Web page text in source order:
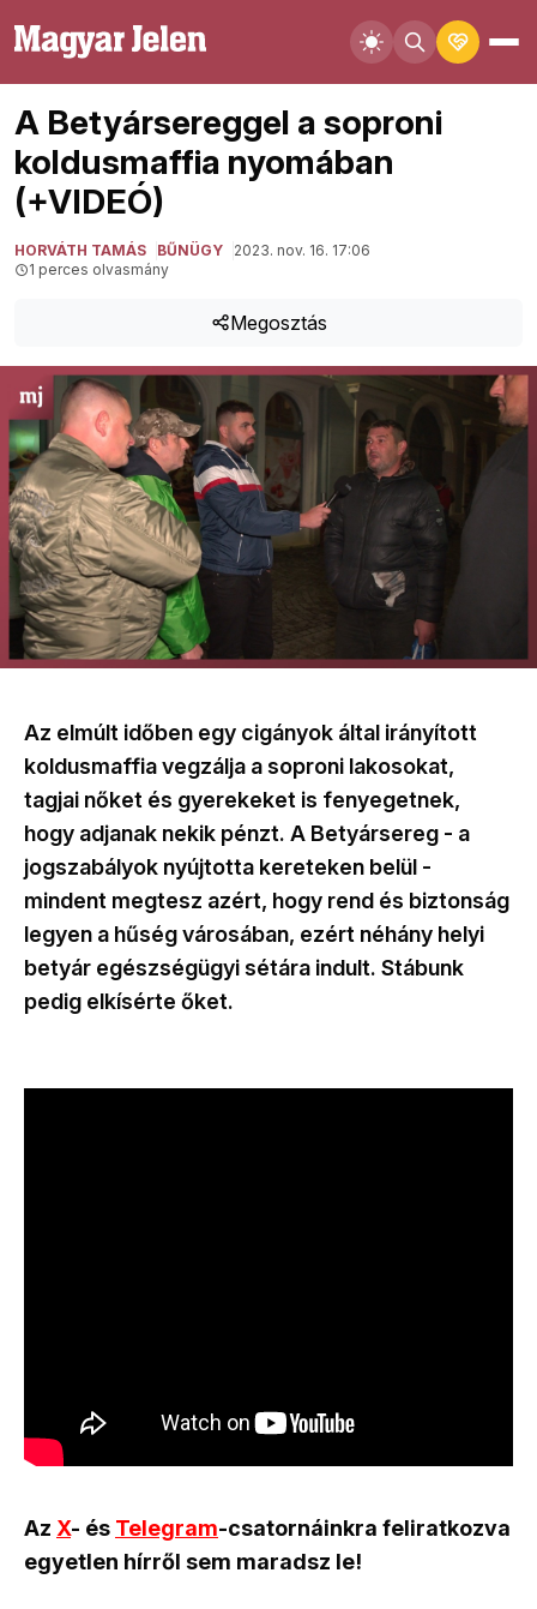
A Betyársereggel a soproni
koldusmaffia nyomában
(+VIDEÓ)
HORVÁTH TAMÁS BŰNÜGY
2023. nov. 16. 17:06
1 perces olvasmány
Megosztás
Az elmúlt időben egy cigányok által irányított
koldusmaffia vegzálja a soproni lakosokat,
tagjai nőket és gyerekeket is fenyegetnek,
hogy adjanak nekik pénzt. A Betyársereg - a
jogszabályok nyújtotta kereteken belül -
mindent megtesz azért, hogy rend és biztonság
legyen a hűség városában, ezért néhány helyi
betyár egészségügyi sétára indult. Stábunk
pedig elkísérte őket.
Az X- és Telegram-csatornáinkra feliratkozva
egyetlen hírről sem maradsz le!